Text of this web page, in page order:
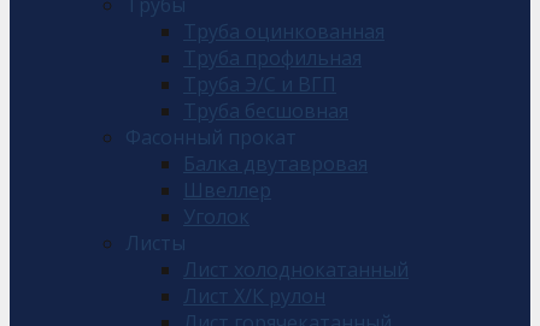
Труба оцинкованная
Труба профильная
Труба Э/С и ВГП
Труба бесшовная
Фасонный прокат
Балка двутавровая
Швеллер
Уголок
Листы
Лист холоднокатанный
Лист Х/К рулон